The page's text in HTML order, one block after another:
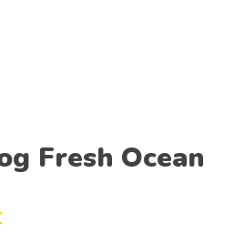
Fresh Ocean